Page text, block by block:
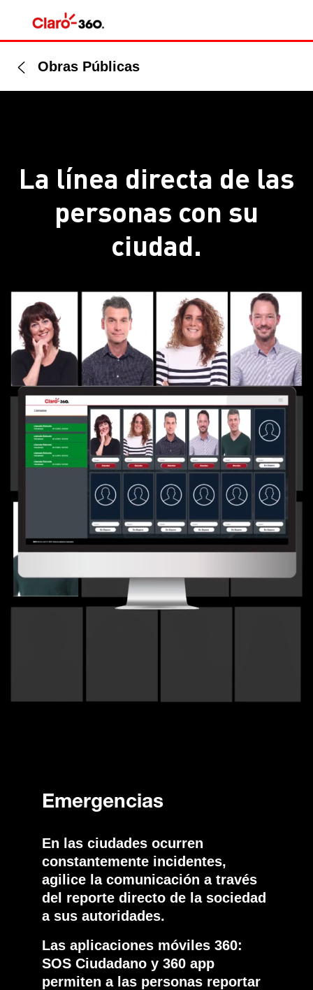
Obras Públicas
La línea directa de las
personas con su
ciudad.
Emergencias
En las ciudades ocurren
constantemente incidentes,
agilice la comunicación a través
del reporte directo de la sociedad
a sus autoridades.
Las aplicaciones móviles 360:
SOS Ciudadano y 360 app
permiten a las personas reportar